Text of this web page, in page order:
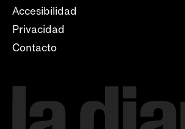
Accesibilidad
Privacidad
Contacto